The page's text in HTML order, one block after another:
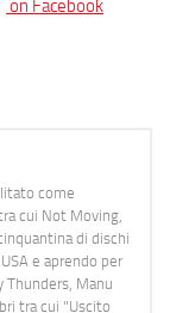
on Facebook
come
cui Not Moving,
di dischi
e aprendo per
Thunders, Manu
tra cui "Uscito